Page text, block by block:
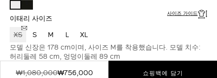
WHITE
이태리 사이즈 사이즈 가이드
XS S M L
XL
모델 신장은 178 cm이며, 사이즈 M를 착용했습니다. 모델 치수:
허리둘레 58 cm, 엉덩이둘레 89 cm
₩1,080,000₩756,000 쇼핑백에 담기